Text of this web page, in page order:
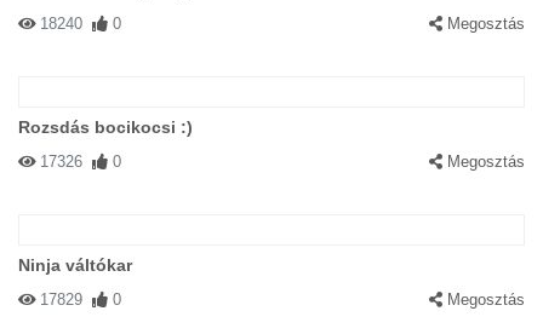
18240 0 Megosztás
Rozsdás bocikocsi :)
17326 0 Megosztás
Ninja váltókar
17829 0 Megosztás